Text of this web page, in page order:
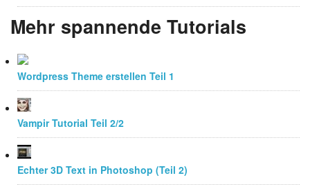
Mehr spannende Tutorials
Wordpress Theme erstellen Teil 1
Vampir Tutorial Teil 2/2
Echter 3D Text in Photoshop (Teil 2)